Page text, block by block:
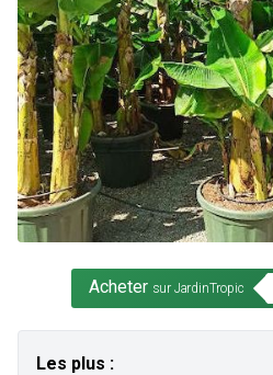
Acheter sur JardinTropic
Les plus :